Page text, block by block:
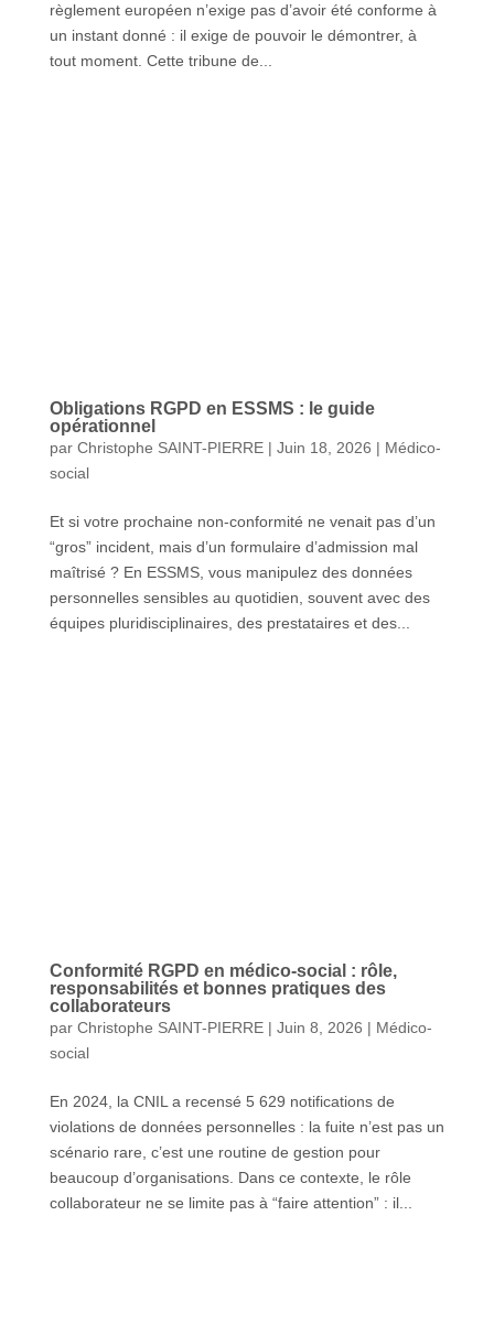
règlement européen n’exige pas d’avoir été conforme à
un instant donné : il exige de pouvoir le démontrer, à
tout moment. Cette tribune de...
Obligations RGPD en ESSMS : le guide
opérationnel
par Christophe SAINT-PIERRE| Juin 18, 2026 | Médico-
social
Et si votre prochaine non-conformité ne venait pas d’un
“gros” incident, mais d’un formulaire d’admission mal
maîtrisé ? En ESSMS, vous manipulez des données
personnelles sensibles au quotidien, souvent avec des
équipes pluridisciplinaires, des prestataires et des...
Conformité RGPD en médico-social : rôle,
responsabilités et bonnes pratiques des
collaborateurs
par Christophe SAINT-PIERRE| Juin 8, 2026 | Médico-
social
En 2024, la CNIL a recensé 5 629 notifications de
violations de données personnelles : la fuite n’est pas un
scénario rare, c’est une routine de gestion pour
beaucoup d’organisations. Dans ce contexte, le rôle
collaborateur ne se limite pas à “faire attention” : il...